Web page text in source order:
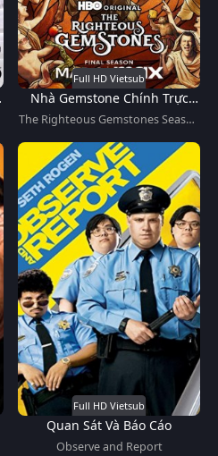
Full HD Vietsub
Nhà Gemstone Chính Trực
(Mùa 4)
The Righteous Gemstones Season
Full HD Vietsub
Quan Sát Và Báo Cáo
Observe and Report